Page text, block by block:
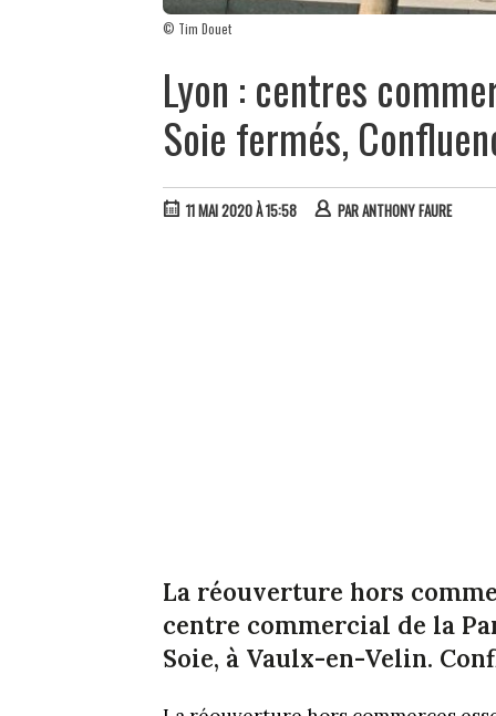
© Tim Douet
Lyon : centres
Soie fermés,
11 MAI 2020 À 15:58 PARANTHONY FAURE
La réouverture hors
centre commercial de la
Soie, à Vaulx-en-Velin.